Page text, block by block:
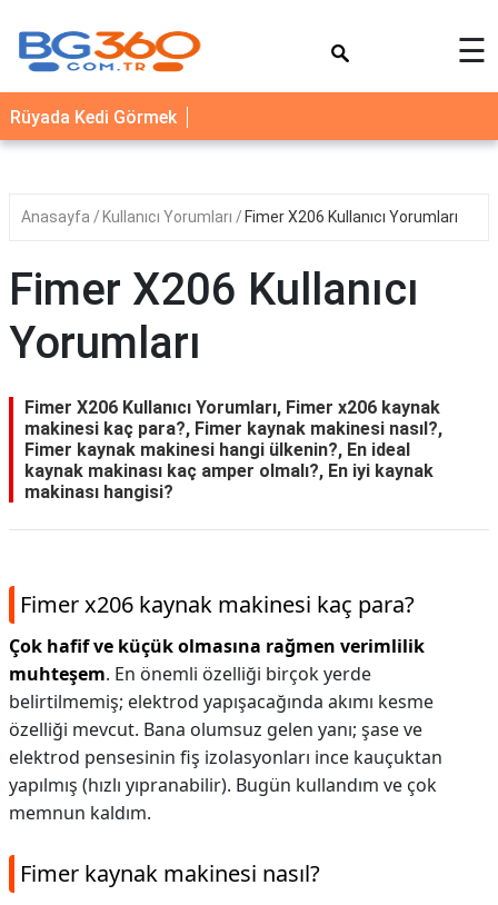
YEMEK
TARİFLERİ
SAĞLIK
İLETİŞİM
☰
Rüyada Kedi Görmek
Anasayfa Kullanıcı Yorumları Fimer X206 Kullanıcı Yorumları
Fimer X206 Kullanıcı
Yorumları
Fimer X206 Kullanıcı Yorumları, Fimer x206 kaynak
makinesi kaç para?, Fimer kaynak makinesi nasıl?,
Fimer kaynak makinesi hangi ülkenin?, En ideal
kaynak makinası kaç amper olmalı?, En iyi kaynak
makinası hangisi?
Fimer x206 kaynak makinesi kaç para?
Çok hafif ve küçük olmasına rağmen verimlilik
muhteşem. En önemli özelliği birçok yerde
belirtilmemiş; elektrod yapışacağında akımı kesme
özelliği mevcut. Bana olumsuz gelen yanı; şase ve
elektrod pensesinin fiş izolasyonları ince kauçuktan
yapılmış (hızlı yıpranabilir). Bugün kullandım ve çok
memnun kaldım.
Fimer kaynak makinesi nasıl?